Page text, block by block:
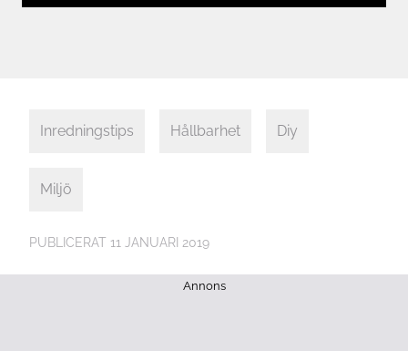
Inredningstips Hållbarhet Diy
Miljö
PUBLICERAT 11 JANUARI 2019
Annons